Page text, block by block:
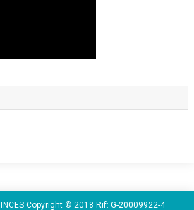
Copyright © 2018 Rif: G-20009922-4